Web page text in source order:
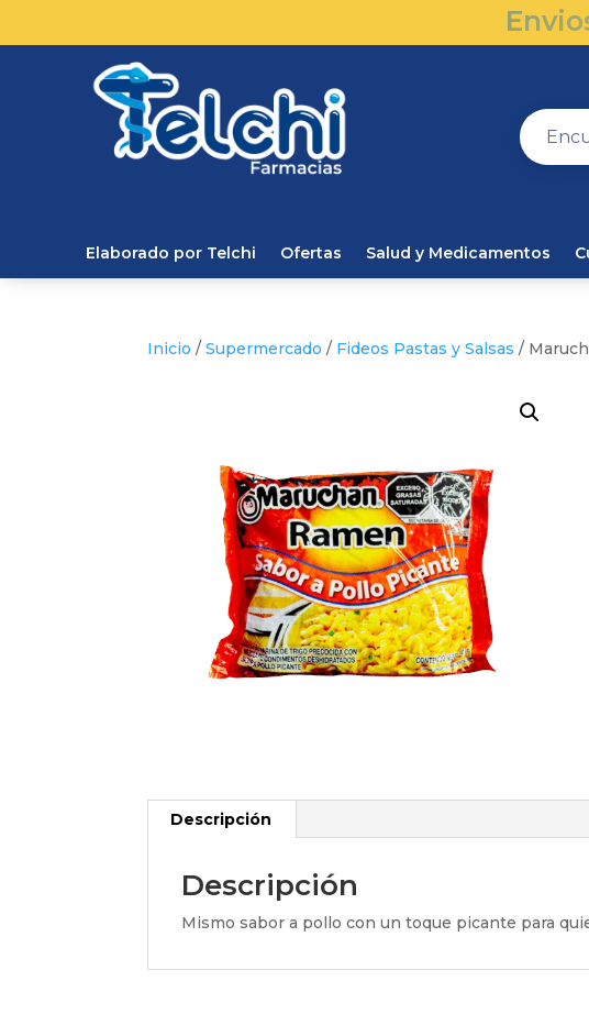
Elaborado por Telchi Ofertas Salud y Medicamentos
Inicio /Supermercado / Fideos Pastas y Salsas /
Descripción
Descripción
Mismo sabor a pollo con un toque picante para